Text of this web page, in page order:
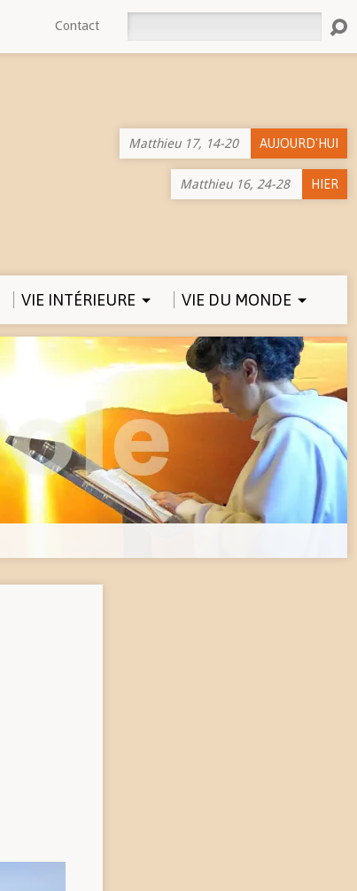
Contact
Matthieu 17, 14-20 AUJOURD'HUI
Matthieu 16, 24-28 HIER
VIE INTÉRIEURE VIE DU MONDE